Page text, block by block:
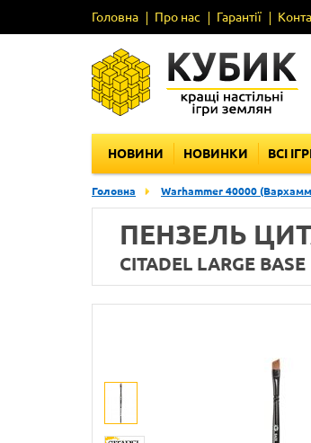
Головна Про нас Гарантії
НОВИНИ НОВИНКИ ВСІ
Головна Warhammer 40000
ПЕНЗЕЛЬ
CITADEL LARGE BASE